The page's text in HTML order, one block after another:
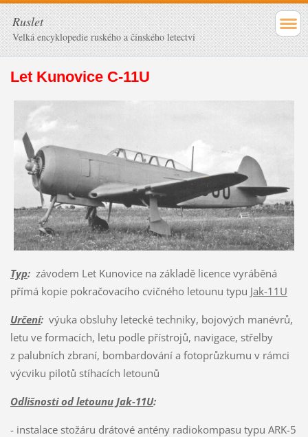
Ruslet
Velká encyklopedie ruského a čínského letectví
Let Kunovice C-11U
Typ:závodem Let Kunovice na základě licence vyráběná
přímá kopie pokračovacího cvičného letounu typu Jak-11U
Určení:výuka obsluhy letecké techniky, bojových manévrů,
letu ve formacích, letu podle přístrojů, navigace, střelby
z palubních zbraní, bombardování a fotoprůzkumu v rámci
výcviku pilotů stíhacích letounů
Odlišnosti od letounu Jak-11U:
- instalace stožáru drátové antény radiokompasu typu ARK-5